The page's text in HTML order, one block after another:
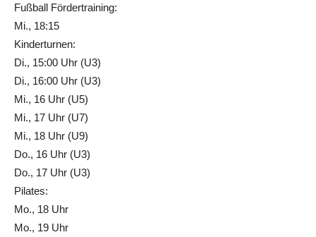
Fußball Fördertraining:
Mi., 18:15
Kinderturnen:
Di., 15:00 Uhr (U3)
Di., 16:00 Uhr (U3)
Mi., 16 Uhr (U5)
Mi., 17 Uhr (U7)
Mi., 18 Uhr (U9)
Do., 16 Uhr (U3)
Do., 17 Uhr (U3)
Pilates:
Mo., 18 Uhr
Mo., 19 Uhr